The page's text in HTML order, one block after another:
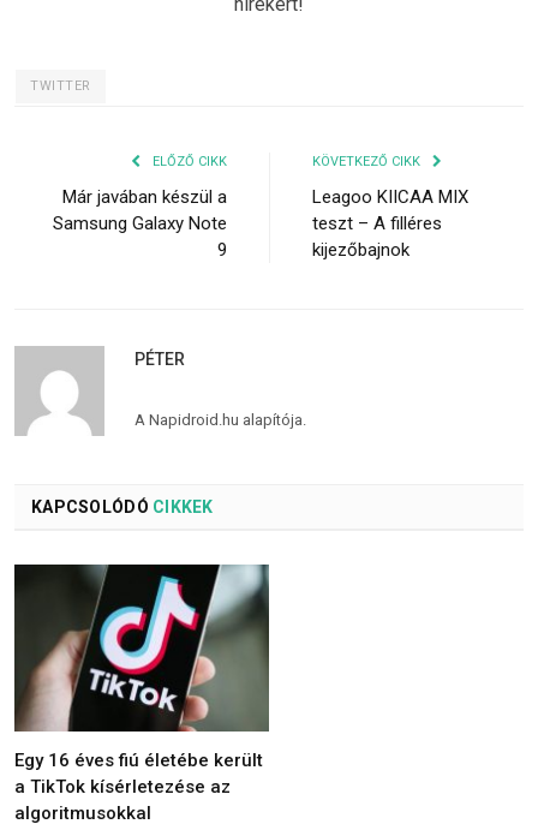
TWITTER
ELŐZŐ CIKK
Már javában készül a
Samsung Galaxy Note
9
KÖVETKEZŐ CIKK
Leagoo KIICAA MIX
teszt – A filléres
kijezőbajnok
PÉTER
A Napidroid.hu alapítója.
KAPCSOLÓDÓ CIKKEK
Egy 16 éves fiú életébe került
a TikTok kísérletezése az
algoritmusokkal